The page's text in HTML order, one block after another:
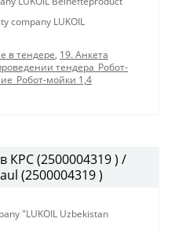
company LUKOIL
в тендере, 19. Анкета
тендера_Робот-
мойки 1,4
КРС (2500004319 ) /
(2500004319 )
"LUKOIL Uzbekistan